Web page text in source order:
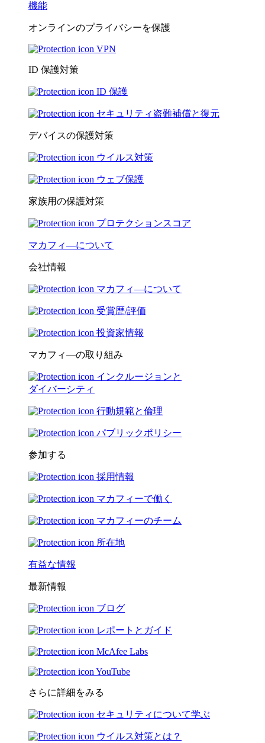
機能
オンラインのプライバシーを保護
VPN
ID 保護対策
ID 保護
セキュリティ盗難補償と復元
デバイスの保護対策
ウイルス対策
ウェブ保護
家族用の保護対策
プロテクションスコア
マカフィ―について
会社情報
マカフィ―について
受賞歴/評価
投資家情報
マカフィ―の取り組み
インクルージョンと
ダイバーシティ
行動規範と倫理
パブリックポリシー
参加する
採用情報
マカフィーで働く
マカフィーのチーム
所在地
有益な情報
最新情報
ブログ
レポートとガイド
McAfee Labs
YouTube
さらに詳細をみる
セキュリティについて学ぶ
ウイルス対策とは？